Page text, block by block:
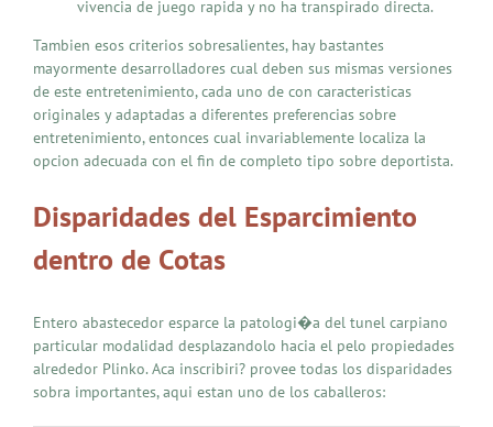
vivencia de juego rapida y no ha transpirado directa.
Tambien esos criterios sobresalientes, hay bastantes
mayormente desarrolladores cual deben sus mismas versiones
de este entretenimiento, cada uno de con caracteristicas
originales y adaptadas a diferentes preferencias sobre
entretenimiento, entonces cual invariablemente localiza la
opcion adecuada con el fin de completo tipo sobre deportista.
Disparidades del Esparcimiento
dentro de Cotas
Entero abastecedor esparce la patologi�a del tunel carpiano
particular modalidad desplazandolo hacia el pelo propiedades
alrededor Plinko. Aca inscribiri? provee todas los disparidades
sobra importantes, aqui estan uno de los caballeros: